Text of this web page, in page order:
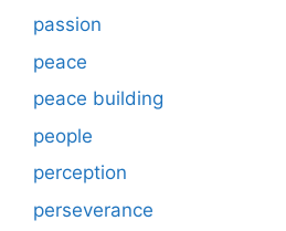
passion
peace
peace building
people
perception
perseverance